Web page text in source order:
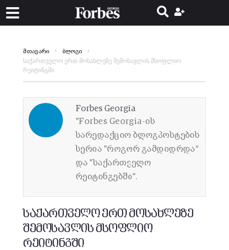
მთავარი ბლოგი
საქართველო ერთ მოსახლეზე შემოსავლის მსოფლიო
რეიტინგში
Forbes Georgia
"Forbes Georgia-ის
სარედაქციო ბლოგპოსტების
სერია "როგორ გამდიდრდა“
და "საქართველო
რეიტინგებში".
საქართველო ერთ მოსახლეზე
შემოსავლის მსოფლიო
რეიტინგში